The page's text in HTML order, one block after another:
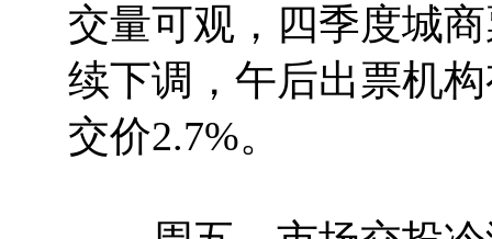
交量可观，四季度城
续下调，午后出票机
交价2.7%。